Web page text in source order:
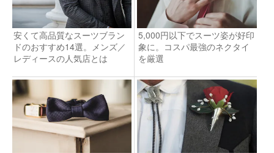
安くて高品質なスーツブラン
ドのおすすめ14選。メンズ／
レディースの人気店とは
5,000円以下でスーツ姿が好印
象に。コスパ最強のネクタイ
を厳選